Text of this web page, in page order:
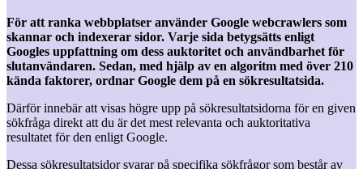
För att ranka webbplatser använder Google webcrawlers som
skannar och indexerar sidor. Varje sida betygsätts enligt
Googles uppfattning om dess auktoritet och användbarhet för
slutanvändaren. Sedan, med hjälp av en algoritm med över 210
kända faktorer, ordnar Google dem på en sökresultatsida.
Därför innebär att visas högre upp på sökresultatsidorna för en given
sökfråga direkt att du är det mest relevanta och auktoritativa
resultatet för den enligt Google.
Dessa sökresultatsidor svarar på specifika sökfrågor som består av